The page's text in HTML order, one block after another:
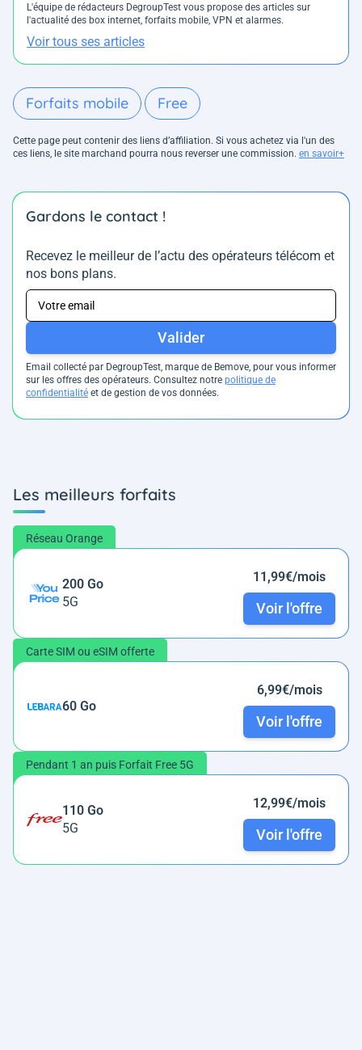
L'équipe de rédacteurs DegroupTest vous propose des articles sur
l'actualité des box internet, forfaits mobile, VPN et alarmes.
Voir tous ses articles
Forfaits mobile Free
Cette page peut contenir des liens d’affiliation. Si vous achetez via l'un des
ces liens, le site marchand pourra nous reverser une commission. en savoir+
Gardons le contact !
Recevez le meilleur de l’actu des opérateurs télécom et
nos bons plans.
Valider
Email collecté par DegroupTest, marque de Bemove, pour vous informer
sur les offres des opérateurs. Consultez notre politique de
confidentialité et de gestion de vos données.
Les meilleurs forfaits
Réseau Orange
200 Go
5G
11,99€/mois
Voir l'offre
Carte SIM ou eSIM offerte
60 Go
6,99€/mois
Voir l'offre
Pendant 1 an puis Forfait Free 5G
110 Go
5G
12,99€/mois
Voir l'offre